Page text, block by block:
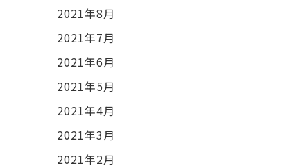
2021年8月
2021年7月
2021年6月
2021年5月
2021年4月
2021年3月
2021年2月